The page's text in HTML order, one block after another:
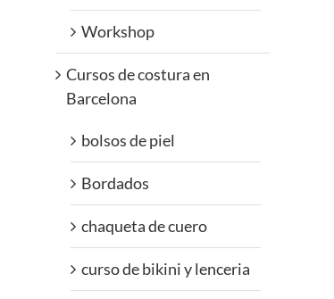
Workshop
Cursos de costura en
Barcelona
bolsos de piel
Bordados
chaqueta de cuero
curso de bikini y lenceria